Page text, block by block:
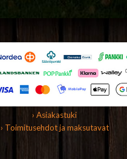
› Asiakastuki
› Toimitusehdot ja maksutavat